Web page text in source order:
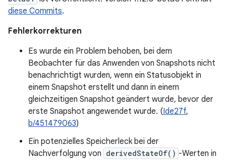
diese Commits.
Fehlerkorrekturen
Es wurde ein Problem behoben, bei dem
Beobachter für das Anwenden von Snapshots nicht
benachrichtigt wurden, wenn ein Statusobjekt in
einem Snapshot erstellt und dann in einem
gleichzeitigen Snapshot geändert wurde, bevor der
erste Snapshot angewendet wurde. (Ide27f,
b/451479063)
Ein potenzielles Speicherleck bei der
Nachverfolgung von derivedStateOf() -Werten in